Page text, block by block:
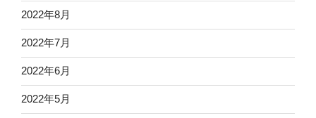
2022年8月
2022年7月
2022年6月
2022年5月